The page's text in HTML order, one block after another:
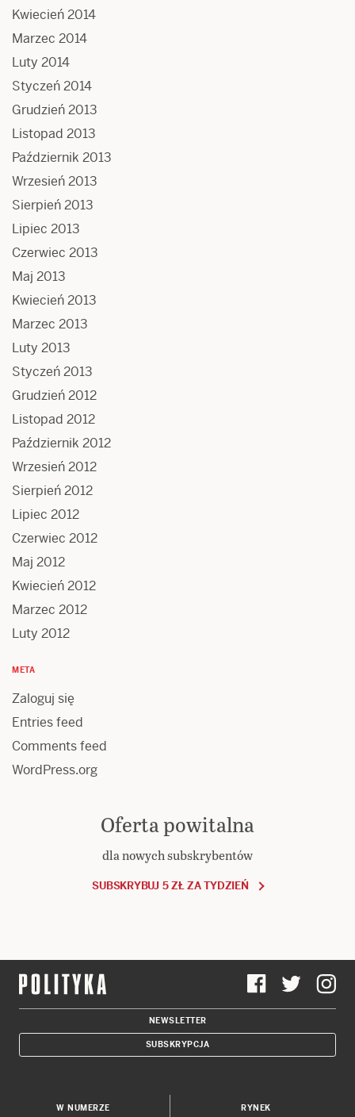
Kwiecień 2014
Marzec 2014
Luty 2014
Styczeń 2014
Grudzień 2013
Listopad 2013
Październik 2013
Wrzesień 2013
Sierpień 2013
Lipiec 2013
Czerwiec 2013
Maj 2013
Kwiecień 2013
Marzec 2013
Luty 2013
Styczeń 2013
Grudzień 2012
Listopad 2012
Październik 2012
Wrzesień 2012
Sierpień 2012
Lipiec 2012
Czerwiec 2012
Maj 2012
Kwiecień 2012
Marzec 2012
Luty 2012
META
Zaloguj się
Entries feed
Comments feed
WordPress.org
Oferta powitalna
dla nowych subskrybentów
SUBSKRYBUJ 5 ZŁ ZA TYDZIEŃ
NEWSLETTER
SUBSKRYPCJA
W NUMERZE RYNEK